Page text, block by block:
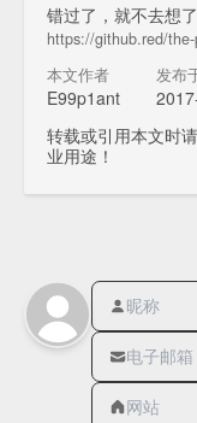
错过了，就不去想了
https://github.red/
本文作者
E99p1ant
发布
转载或引用本文时
业用途！